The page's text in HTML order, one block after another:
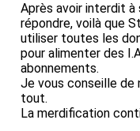
Après avoir interdit
répondre, voilà que
utiliser toutes les
pour alimenter des
abonnements.
Je vous conseille de
tout.
La merdification